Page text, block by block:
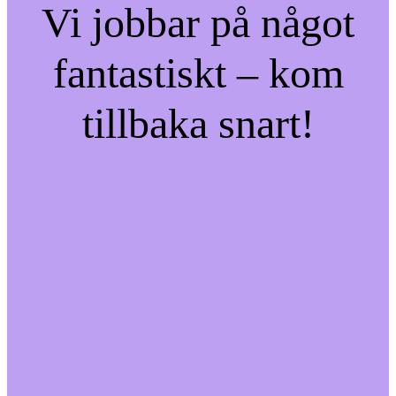
Vi jobbar på något
fantastiskt – kom
tillbaka snart!